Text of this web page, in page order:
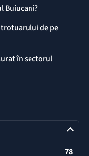
Buiucani?
trotuarului de pe
în sectorul
78